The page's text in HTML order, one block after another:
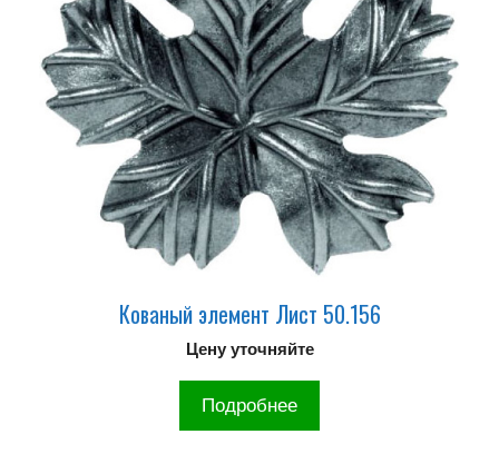
Кованый элемент Лист 50.156
Цену уточняйте
Подробнее